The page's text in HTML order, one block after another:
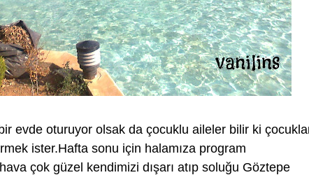
evde oturuyor olsak da çocuklu aileler bilir ki
ister.Hafta sonu için halamıza program
çok güzel kendimizi dışarı atıp soluğu Göztepe